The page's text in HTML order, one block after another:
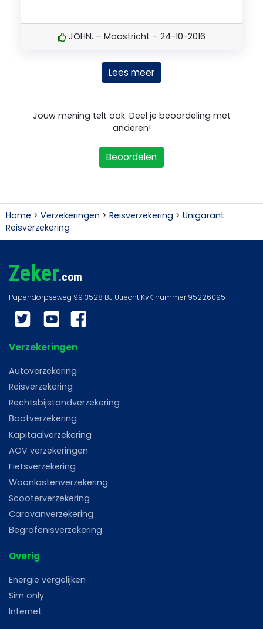
JOHN. – Maastricht – 24-10-2016
Lees meer
Jouw mening telt ook. Deel je beoordeling met
anderen!
Beoordelen
Home > Verzekeringen > Reisverzekering > Unigarant
Reisverzekering
Zeker.com
Twitter YouTube
Verzekeringen
Autoverzekering
Reisverzekering
Rechtsbijstandverzekering
Bootverzekering
Kapitaalverzekering
AOV verzekeringen
Fietsverzekering
Woonlastenverzekering
Scooterverzekering
Caravanverzekering
Begrafenisverzekering
Overig
Energie vergelijken
Sim only
Internet